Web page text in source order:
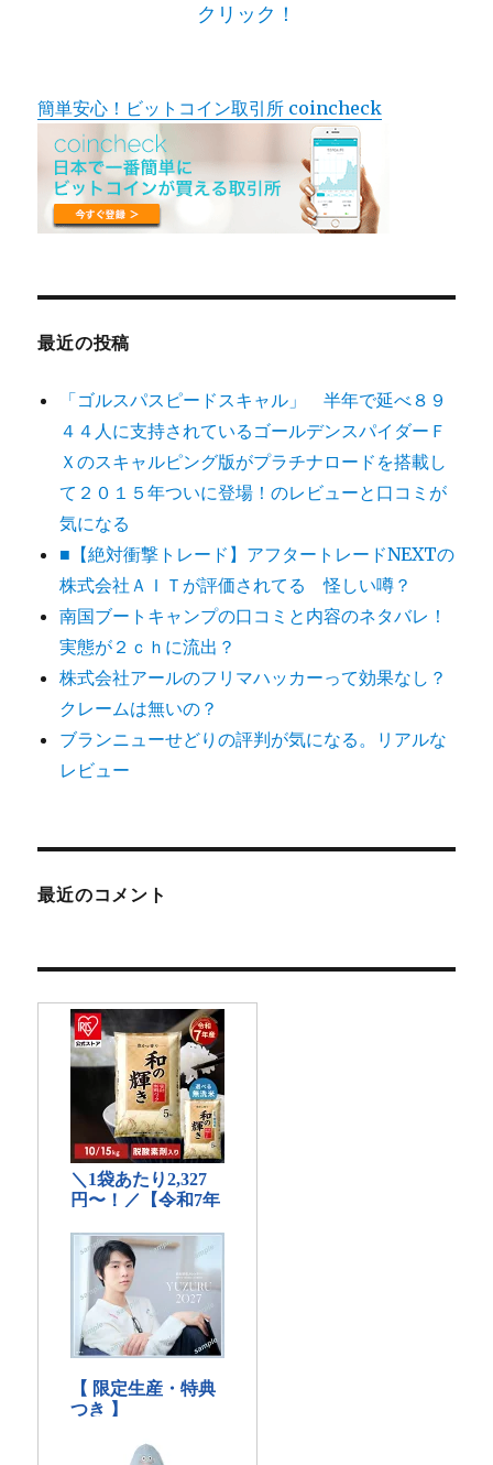
クリック！
簡単安心！ビットコイン取引所 coincheck
最近の投稿
「ゴルスパスピードスキャル」 半年で延べ８９
４４人に支持されているゴールデンスパイダーＦ
Ｘのスキャルピング版がプラチナロードを搭載し
て２０１５年ついに登場！のレビューと口コミが
気になる
■【絶対衝撃トレード】アフタートレードNEXTの
株式会社ＡＩＴが評価されてる 怪しい噂？
南国ブートキャンプの口コミと内容のネタバレ！
実態が２ｃｈに流出？
株式会社アールのフリマハッカーって効果なし？
クレームは無いの？
ブランニューせどりの評判が気になる。リアルな
レビュー
最近のコメント